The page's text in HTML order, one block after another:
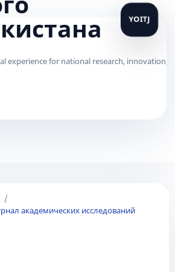
/
академических исследований